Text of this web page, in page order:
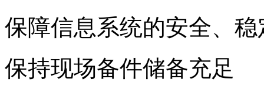
保障信息系统的安全、
保持现场备件储备充足